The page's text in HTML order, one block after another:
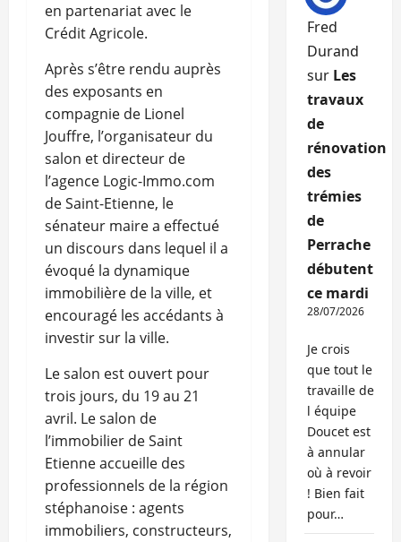
en partenariat avec le
Crédit Agricole.
Après s’être rendu auprès
des exposants en
compagnie de Lionel
Jouffre, l’organisateur du
salon et directeur de
l’agence Logic-Immo.com
de Saint-Etienne, le
sénateur maire a effectué
un discours dans lequel il a
évoqué la dynamique
immobilière de la ville, et
encouragé les accédants à
investir sur la ville.
Le salon est ouvert pour
trois jours, du 19 au 21
avril. Le salon de
l’immobilier de Saint
Etienne accueille des
professionnels de la région
stéphanoise : agents
immobiliers, constructeurs,
Fred
Durand
sur Les
travaux
de
rénovation
des
trémies
de
Perrache
débutent
ce mardi
28/07/2026
Je crois
que tout le
travaille de
l équipe
Doucet est
à annular
où à revoir
! Bien fait
pour…